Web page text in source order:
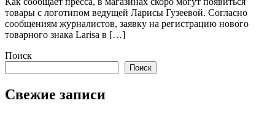
товары с логотипом ведущей Ларисы Гузеевой. Согласно
сообщениям журналистов, заявку на регистрацию нового
товарного знака Larisa в […]
Поиск
Поиск
Свежие записи